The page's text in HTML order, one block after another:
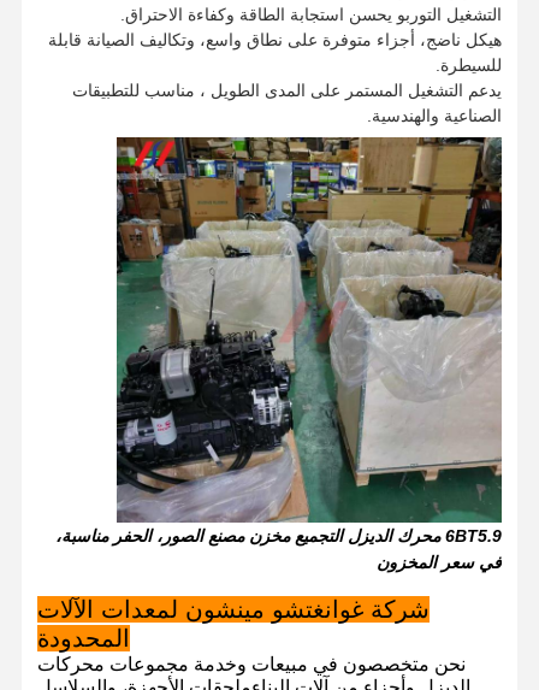
الصفحة
المنتجات برنامج VR حولنا
التشغيل التوربو يحسن استجابة الطاقة وكفاءة الاحتراق.
هيكل ناضج، أجزاء متوفرة على نطاق واسع، وتكاليف الصيانة قابلة
للسيطرة.
يدعم التشغيل المستمر على المدى الطويل ، مناسب للتطبيقات
الصناعية والهندسية.
6BT5.9 محرك الديزل التجميع مخزن مصنع الصور، الحفر مناسبة،
في سعر المخزون
شركة غوانغتشو مينشون لمعدات الآلات
المحدودة
نحن متخصصون في مبيعات وخدمة مجموعات محركات